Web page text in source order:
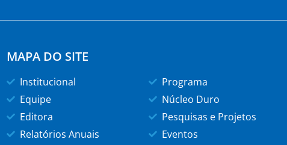
MAPA DO SITE
Institucional
Equipe
Editora
Relatórios Anuais
Programa
Núcleo Duro
Pesquisas e Projetos
Eventos